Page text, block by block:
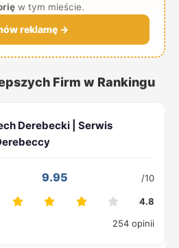
w tym mieście.
reklamę →
Firm w Rankingu
9.95 /10
4.8
254 opinii